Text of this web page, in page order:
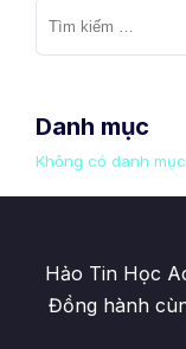
Danh mục
Không có danh mục
Hảo Tin Học
Đồng hành